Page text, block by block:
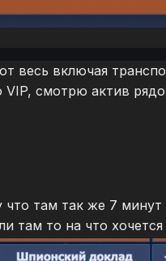
весь включая
смотрю актив
там так же 7
там то на что хочется